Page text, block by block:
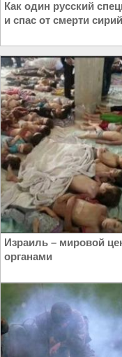
Как один русский
и спас от смерти
Израиль – мировой
органами